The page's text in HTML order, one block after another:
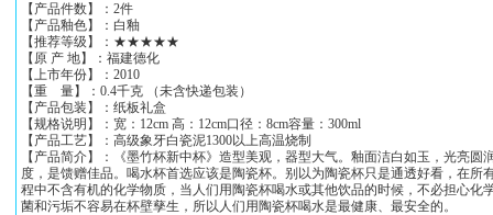
【产品件数】：2件
【产品釉色】：白釉
【推荐等级】：★★★★★
【原 产 地】：福建德化
【上市年份】：2010
【重 量】：0.4千克 （未含快递包装）
【产品包装】：纸板礼盒
【规格说明】：宽：12cm 高：12cm口径：8cm容量：300ml
【产品工艺】：高级象牙白瓷泥1300以上高温烧制
【产品简介】：《墨竹杯新中杯》造型美观，器型大气。釉面洁白如玉，光亮
度，是馈赠佳品。喝水杯首选应该是陶瓷杯。别以为陶瓷杯只是通透好看，在
程中不含有机的化学物质，当人们用陶瓷杯喝水或其他饮品的时候，不必担心
菌和污垢不容易在杯壁孳生，所以人们用陶瓷杯喝水是最健康、最安全的。